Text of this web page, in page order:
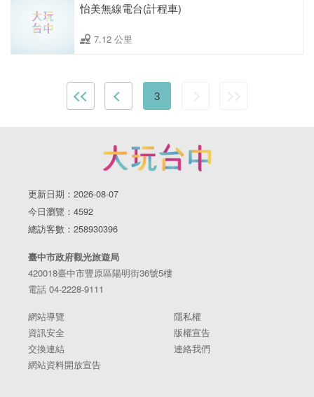
怡美無線電台(計程車)
7.12 公里
3
更新日期：2026-08-07
今日瀏覽：4592
總訪客數：258930396
臺中市政府觀光旅遊局
420018臺中市豐原區陽明街36號5樓
電話 04-2228-9111
網站導覽
隱私權
資訊安全
版權宣告
交換連結
連絡我們
網站資料開放宣告